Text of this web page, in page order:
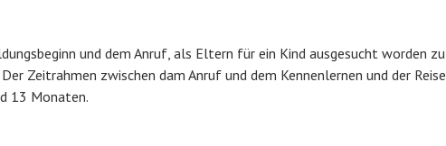
und dem Anruf, als Eltern für ein Kind ausgesucht worden zu
Zeitrahmen zwischen dam Anruf und dem Kennenlernen und der
13 Monaten.